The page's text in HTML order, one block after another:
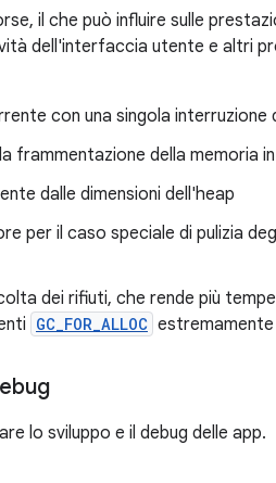
il che può influire sulle
dell'interfaccia utente e altri
con una singola interruzione
frammentazione della memoria
dalle dimensioni dell'heap
per il caso speciale di pulizia
dei rifiuti, che rende più
GC_FOR_ALLOC
lo sviluppo e il debug delle app.